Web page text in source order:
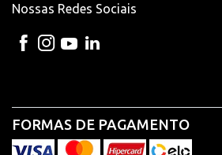
Nossas Redes Sociais
FORMAS DE PAGAMENTO